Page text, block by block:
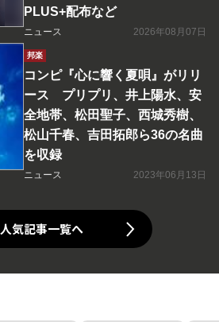
PLUS+配布など
ニュース 2026年08月07日
邦楽
コンピ『心に響く夏唄』がリリ
ース プリプリ、井上陽水、安
全地帯、松田聖子、西城秀樹、
松山千春、吉田拓郎ら36の名曲
を収録
ニュース 2023年06月13日
人気記事一覧へ